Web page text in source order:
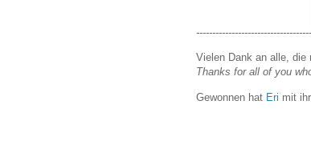
Vielen Dank an alle, die
Thanks for all of you
Gewonnen hat Eri mit